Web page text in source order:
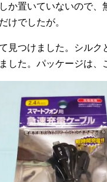
か置いていないので、
けでしたが。
見つけました。シルク
した。パッケージは、